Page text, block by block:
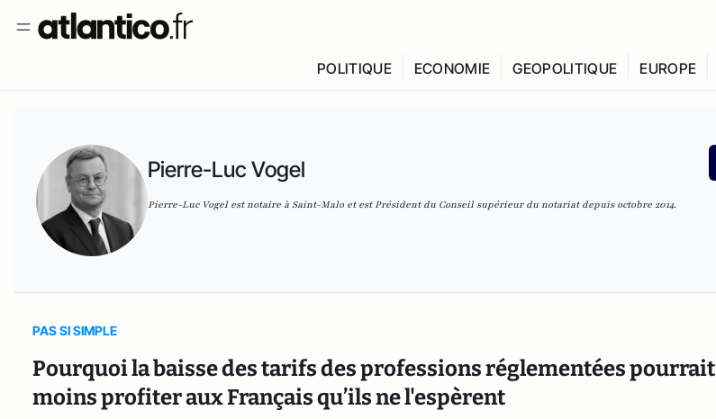
POLITIQUE ECONOMIE GEOPOLITIQUE EUROPE
Pierre-Luc Vogel
Pierre-Luc Vogel est notaire à Saint-Malo et est Président du Conseil supérieur du notariat depuis octobre 2014.
PAS SI SIMPLE
Pourquoi la baisse des tarifs des professions réglementées pourrait
moins profiter aux Français qu’ils ne l'espèrent